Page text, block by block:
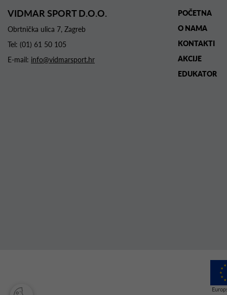
VIDMAR SPORT D.O.O.
Obrtnička ulica 7, Zagreb
Tel: (01) 61 50 105
E-mail: info@vidmarsport.hr
POČETNA
O NAMA
KONTAKTI
AKCIJE
EDUKATOR